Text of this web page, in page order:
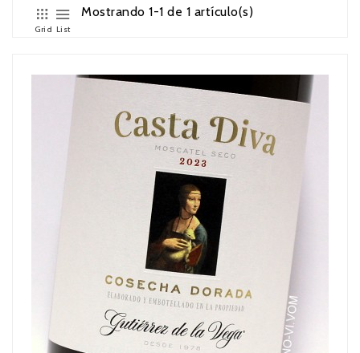
Grid List
Mostrando 1-1 de 1 artículo(s)